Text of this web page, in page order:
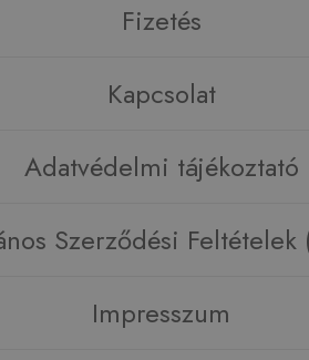
Fizetés
Kapcsolat
Adatvédelmi tájékoztató
Szerződési Feltételek
Impresszum